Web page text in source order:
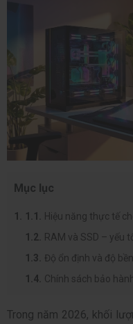
Mục lục
Hiệu năng thực tế
RAM và SSD – yếu
Độ ổn định và độ
Chính sách bảo
Trong năm 2026, khối